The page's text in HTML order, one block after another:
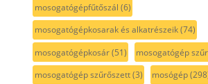
mosogatógépfűtőszál (6)
mosogatógépkosarak és alkatrészeik(74)
mosogatógépkosár(51) mosogatógép
mosogatógép szűrőszett(3) mosógép